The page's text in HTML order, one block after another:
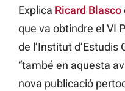
Explica Ricard Blasco
que va obtindre el VI
de l’Institut d’Estudis
“també en aquesta
nova publicació